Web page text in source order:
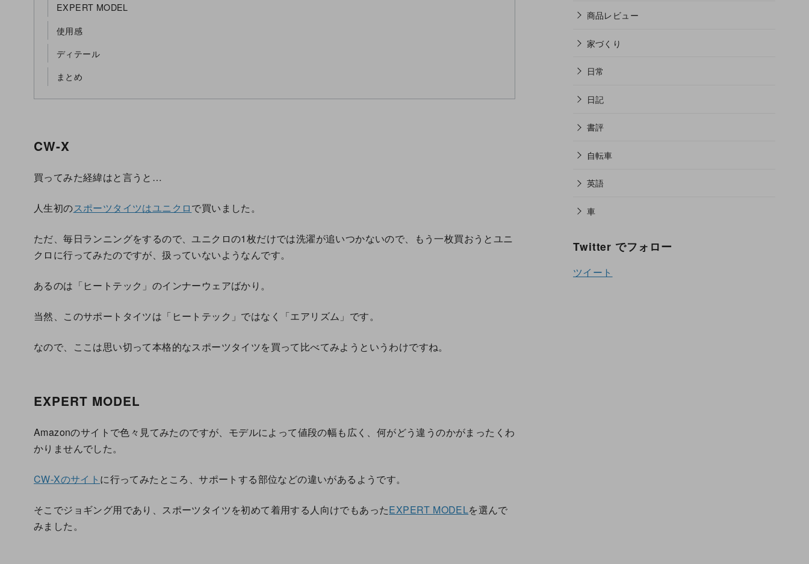
EXPERT MODEL
使用感
ディテール
まとめ
CW-X
買ってみた経緯はと言うと…
人生初のスポーツタイツはユニクロで買いました。
ただ、毎日ランニングをするので、ユニクロの1枚だけでは洗濯が追いつかないので、もう一枚買おうとユニ
クロに行ってみたのですが、扱っていないようなんです。
あるのは「ヒートテック」のインナーウェアばかり。
当然、このサポートタイツは「ヒートテック」ではなく「エアリズム」です。
なので、ここは思い切って本格的なスポーツタイツを買って比べてみようというわけですね。
EXPERT MODEL
Amazonのサイトで色々見てみたのですが、モデルによって値段の幅も広く、何がどう違うのかがまったくわ
かりませんでした。
CW-Xのサイト に行ってみたところ、サポートする部位などの違いがあるようです。
そこでジョギング用であり、スポーツタイツを初めて着用する人向けでもあったEXPERT MODELを選んで
みました。
商品レビュー
家づくり
日常
日記
書評
自転車
英語
車
Twitter でフォロー
ツイート